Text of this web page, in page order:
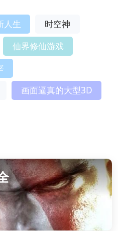
人生
时空神
仙界修仙游戏
画面逼真的大型3D